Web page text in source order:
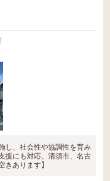
し、社会性や協調性を育み
援にも対応。清須市、名古
あります】